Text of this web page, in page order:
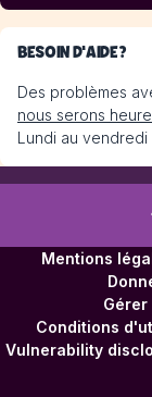
BESOIN D'AIDE?
Des problèmes
nous serons
Lundi au vendredi
Mentions
Conditions
Vulnerability